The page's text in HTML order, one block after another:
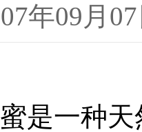
年09月
一种天